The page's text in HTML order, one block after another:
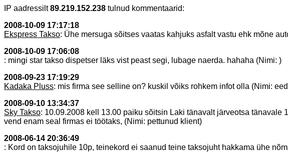
IP aadressilt89.219.152.238 tulnud kommentaarid:
2008-10-09 17:17:18
Ekspress Takso: Ühe mersuga sõitses vaatas kahjuks asfalt vastu ehk mõne
2008-10-09 17:06:08
: mingi star takso dispetser läks vist peast segi, lubage naerda. hahaha (Nimi: )
2008-09-23 17:19:29
Kadaka Pluss: mis firma see selline on? kuskil võiks rohkem infot olla (Nimi:
2008-09-10 13:34:37
Sky Takso: 10.09.2008 kell 13.00 paiku sõitsin Laki tänavalt järveotsa
vend enam seal firmas ei töötaks, (Nimi: pettunud klient)
2008-06-14 20:36:49
: Kord on taksojuhile 10p, teinekord ei saanud teine taksojuht hakkama ühe